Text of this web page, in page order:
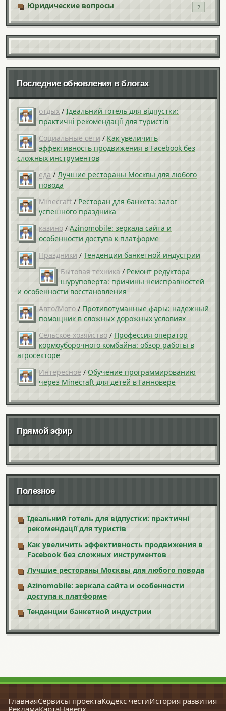
Юридические вопросы 2
Последние обновления в блогах
отдых / Ідеальний готель для відпустки:
практичні рекомендації для туристів
Социальные сети / Как увеличить
эффективность продвижения в Facebook без
сложных инструментов
еда / Лучшие рестораны Москвы для любого
повода
Minecraft / Ресторан для банкета: залог
успешного праздника
казино / Azinomobile: зеркала сайта и
особенности доступа к платформе
Праздники / Тенденции банкетной индустрии
Бытовая техника / Ремонт редуктора
шуруповерта: причины неисправностей
и особенности восстановления
Авто/Мото / Противотуманные фары: надежный
помощник в сложных дорожных условиях
Сельское хозяйство / Профессия оператор
кормоуборочного комбайна: обзор работы в
агросекторе
Интересное / Обучение программированию
через Minecraft для детей в Ганновере
Прямой эфир
Полезное
Ідеальний готель для відпустки: практичні
рекомендації для туристів
Как увеличить эффективность продвижения в
Facebook без сложных инструментов
Лучшие рестораны Москвы для любого повода
Azinomobile: зеркала сайта и особенности
доступа к платформе
Тенденции банкетной индустрии
ГлавнаяСервисы проектаКодекс честиИстория развития